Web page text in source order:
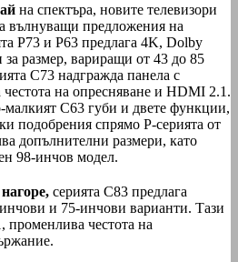
на спектъра, новите телевизори
вълнуващи предложения на
P73 и P63 предлага 4K, Dolby
размер, вариращи от 43 до 85
C73 надгражда панела с
на опресняване и HDMI 2.1.
C63 губи и двете функции,
подобрения спрямо P-серията от
допълнителни размери, като
98-инчов модел.
нагоре, серията C83 предлага
и 75-инчови варианти. Тази
честота на